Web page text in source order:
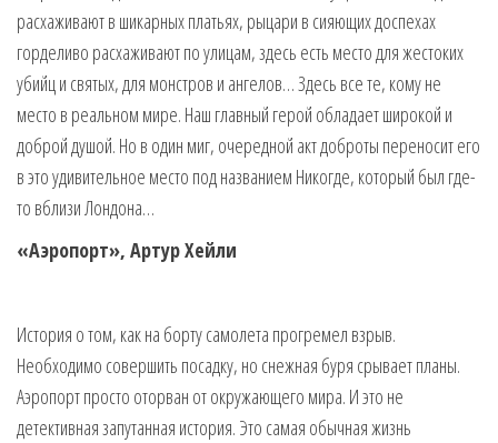
расхаживают в шикарных платьях, рыцари в сияющих доспехах
горделиво расхаживают по улицам, здесь есть место для жестоких
убийц и святых, для монстров и ангелов… Здесь все те, кому не
место в реальном мире. Наш главный герой обладает широкой и
доброй душой. Но в один миг, очередной акт доброты переносит его
в это удивительное место под названием Никогде, который был где-
то вблизи Лондона…
«Аэропорт», Артур Хейли
История о том, как на борту самолета прогремел взрыв.
Необходимо совершить посадку, но снежная буря срывает планы.
Аэропорт просто оторван от окружающего мира. И это не
детективная запутанная история. Это самая обычная жизнь